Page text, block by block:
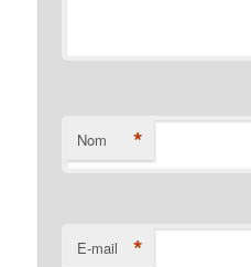
Nom *
E-mail *